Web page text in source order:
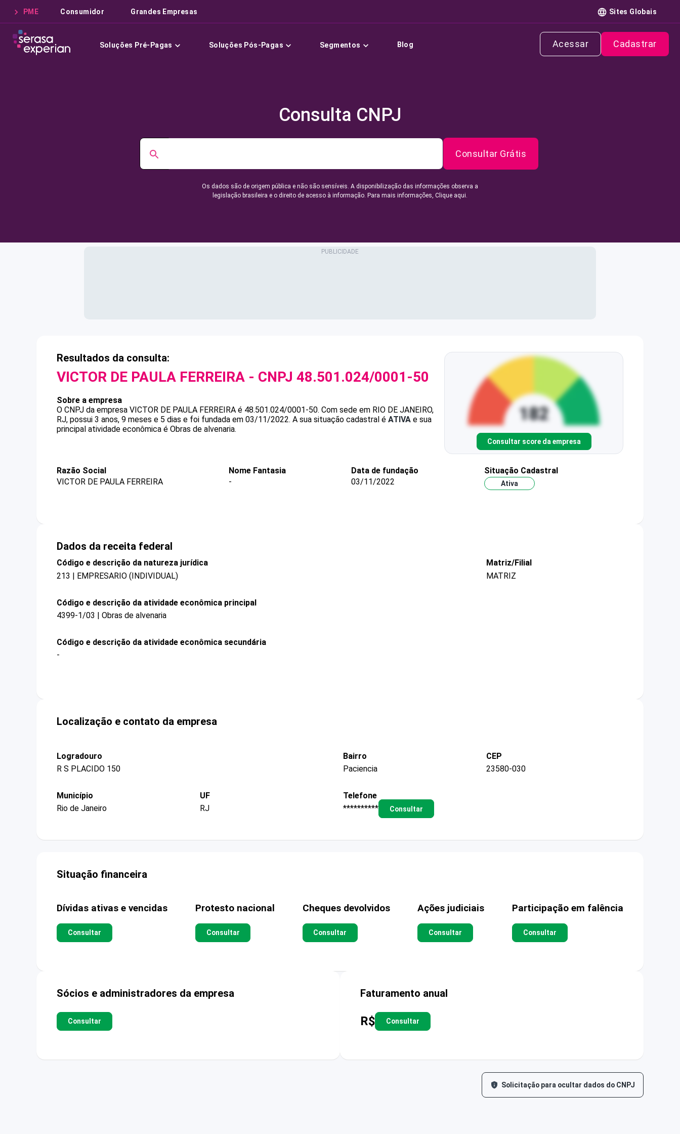
PME Consumidor Grandes Empresas Sites Globais
Soluções Pré-Pagas Soluções Pós-Pagas Segmentos Blog Acessar Cadastrar
Consulta CNPJ
Consultar Grátis
Os dados são de origem pública e não são sensíveis. A disponibilização das informações observa a
legislação brasileira e o direito de acesso à informação. Para mais informações, Clique aqui.
Resultados da consulta:
VICTOR DE PAULA FERREIRA - CNPJ 48.501.024/0001-50
Sobre a empresa
O CNPJ da empresa VICTOR DE PAULA FERREIRA é 48.501.024/0001-50. Com sede em RIO DE JANEIRO,
RJ, possui 3 anos, 9 meses e 5 dias e foi fundada em 03/11/2022. A sua situação cadastral é ATIVA e sua
principal atividade econômica é Obras de alvenaria.
Consultar score da empresa
Razão Social
VICTOR DE PAULA FERREIRA
Nome Fantasia
-
Data de fundação
03/11/2022
Situação Cadastral
Ativa
Dados da receita federal
Código e descrição da natureza jurídica
213 | EMPRESARIO (INDIVIDUAL)
Matriz/Filial
MATRIZ
Código e descrição da atividade econômica principal
4399-1/03 | Obras de alvenaria
Código e descrição da atividade econômica secundária
-
Localização e contato da empresa
Logradouro
R S PLACIDO 150
Bairro
Paciencia
CEP
23580-030
Município
Rio de Janeiro
UF
RJ
Telefone
**********
Consultar
Situação financeira
Dívidas ativas e vencidas
Consultar
Protesto nacional
Consultar
Cheques devolvidos
Consultar
Ações judiciais
Consultar
Participação em falência
Consultar
Sócios e administradores da empresa
Consultar
Faturamento anual
R$ Consultar
Solicitação para ocultar dados do CNPJ